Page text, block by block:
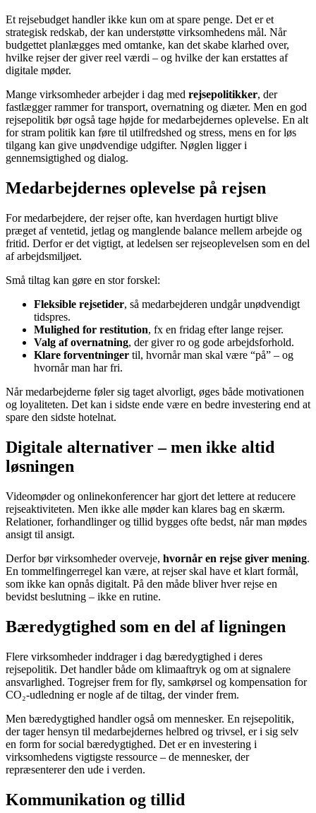
Et rejsebudget handler ikke kun om at spare penge. Det er et
strategisk redskab, der kan understøtte virksomhedens mål. Når
budgettet planlægges med omtanke, kan det skabe klarhed over,
hvilke rejser der giver reel værdi – og hvilke der kan erstattes af
digitale møder.
Mange virksomheder arbejder i dag med rejsepolitikker, der
fastlægger rammer for transport, overnatning og diæter. Men en god
rejsepolitik bør også tage højde for medarbejdernes oplevelse. En alt
for stram politik kan føre til utilfredshed og stress, mens en for løs
tilgang kan give unødvendige udgifter. Nøglen ligger i
gennemsigtighed og dialog.
Medarbejdernes oplevelse på rejsen
For medarbejdere, der rejser ofte, kan hverdagen hurtigt blive
præget af ventetid, jetlag og manglende balance mellem arbejde og
fritid. Derfor er det vigtigt, at ledelsen ser rejseoplevelsen som en del
af arbejdsmiljøet.
Små tiltag kan gøre en stor forskel:
Fleksible rejsetider, så medarbejderen undgår unødvendigt
tidspres.
Mulighed for restitution, fx en fridag efter lange rejser.
Valg af overnatning, der giver ro og gode arbejdsforhold.
Klare forventninger til, hvornår man skal være “på” – og
hvornår man har fri.
Når medarbejderne føler sig taget alvorligt, øges både motivationen
og loyaliteten. Det kan i sidste ende være en bedre investering end at
spare den sidste hotelnat.
Digitale alternativer – men ikke altid
løsningen
Videomøder og onlinekonferencer har gjort det lettere at reducere
rejseaktiviteten. Men ikke alle møder kan klares bag en skærm.
Relationer, forhandlinger og tillid bygges ofte bedst, når man mødes
ansigt til ansigt.
Derfor bør virksomheder overveje, hvornår en rejse giver mening.
En tommelfingerregel kan være, at rejser skal have et klart formål,
som ikke kan opnås digitalt. På den måde bliver hver rejse en
bevidst beslutning – ikke en rutine.
Bæredygtighed som en del af ligningen
Flere virksomheder inddrager i dag bæredygtighed i deres
rejsepolitik. Det handler både om klimaaftryk og om at signalere
ansvarlighed. Togrejser frem for fly, samkørsel og kompensation for
CO₂-udledning er nogle af de tiltag, der vinder frem.
Men bæredygtighed handler også om mennesker. En rejsepolitik,
der tager hensyn til medarbejdernes helbred og trivsel, er i sig selv
en form for social bæredygtighed. Det er en investering i
virksomhedens vigtigste ressource – de mennesker, der
repræsenterer den ude i verden.
Kommunikation og tillid